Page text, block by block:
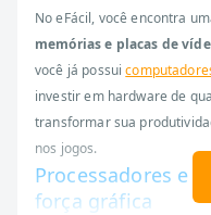
No eFácil, você encontra
memórias e placas de
você já possui
investir em hardware de
transformar sua
nos jogos.
Processadores e
força gráfica